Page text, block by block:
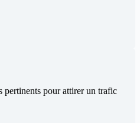
pertinents pour attirer un trafic